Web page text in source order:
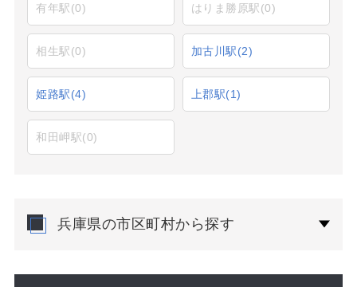
有年駅(0) はりま勝原駅(0)
相生駅(0) 加古川駅(2)
姫路駅(4) 上郡駅(1)
和田岬駅(0)
兵庫県の市区町村から探す